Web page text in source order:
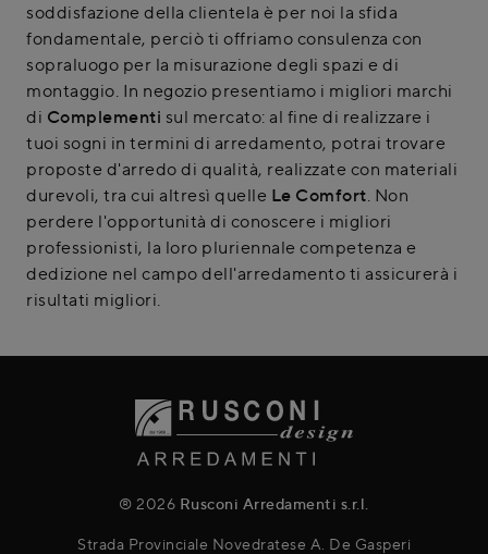
soddisfazione della clientela è per noi la sfida
fondamentale, perciò ti offriamo consulenza con
sopraluogo per la misurazione degli spazi e di
montaggio. In negozio presentiamo i migliori marchi
di Complementi sul mercato: al fine di realizzare i
tuoi sogni in termini di arredamento, potrai trovare
proposte d'arredo di qualità, realizzate con materiali
durevoli, tra cui altresì quelle Le Comfort. Non
perdere l'opportunità di conoscere i migliori
professionisti, la loro pluriennale competenza e
dedizione nel campo dell'arredamento ti assicurerà i
risultati migliori.
® 2026 Rusconi Arredamenti s.r.l.
Strada Provinciale Novedratese A. De Gasperi